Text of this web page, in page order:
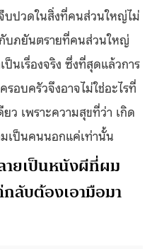
บปวดในสิ่งที่คนส่วนใหญ่ไม่
บภยันตรายที่คนส่วนใหญ่
ป็นเรื่องจริง ซึ่งที่สุดแล้วการ
อบครัวจึงอาจไม่ใช่อะไรที่
ว เพราะความสุขที่ว่า เกิด
เป็นคนนอกแค่เท่านั้น
ายเป็นหนังผีที่ผม
ลับต้องเอามือมา